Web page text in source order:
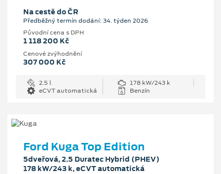
Na cestě do ČR
Předběžný termín dodání: 34. týden 2026
Původní cena s DPH
1 118 200 Kč
Cenové zvýhodnění
307 000 Kč
2.5 l
178 kW/243 k
eCVT automatická
Benzín
Ford Kuga Top Edition
5dveřová, 2.5 Duratec Hybrid (PHEV)
178 kW/243 k, eCVT automatická